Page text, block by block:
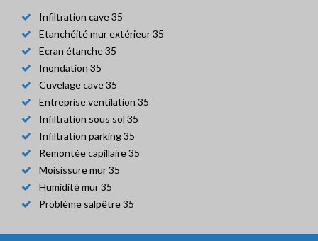
Infiltration cave 35
Etanchéité mur extérieur 35
Ecran étanche 35
Inondation 35
Cuvelage cave 35
Entreprise ventilation 35
Infiltration sous sol 35
Infiltration parking 35
Remontée capillaire 35
Moisissure mur 35
Humidité mur 35
Problème salpêtre 35